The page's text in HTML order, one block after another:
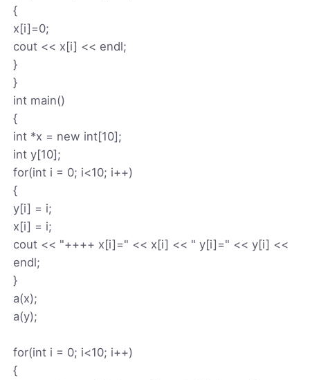
{
x[i]=0;
cout << x[i] << endl;
}
}
int main()
{
int *x = new int[10];
int y[10];
for(int i = 0; i<10; i++)
{
y[i] = i;
x[i] = i;
cout << "++++ x[i]=" << x[i] << " y[i]=" << y[i] <<
endl;
}
a(x);
a(y);
for(int i = 0; i<10; i++)
{